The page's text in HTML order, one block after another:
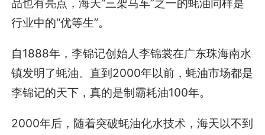
品也有亮点，海天“三架马车”之一的蚝油同样是
行业中的“优等生”。
自1888年，李锦记创始人李锦裳在广东珠海南水
镇发明了蚝油。直到2000年以前，蚝油市场都是
李锦记的天下，真的是制霸耗油100年。
2000年后，随着突破蚝油化水技术，海天以不到